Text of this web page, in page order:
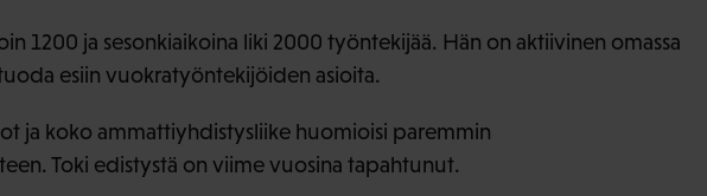
1200 ja sesonkiaikoina liki 2000 työntekijää. Hän on aktiivinen omassa
esiin vuokratyöntekijöiden asioita.
ja koko ammattiyhdistysliike huomioisi paremmin
Toki edistystä on viime vuosina tapahtunut.